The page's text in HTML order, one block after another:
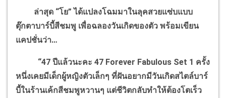
ล่าสุด “โย” ได้แปลงโฉมมาในลุคสวยแซ่บแบบ
ตุ๊กตาบาร์บี้สีชมพู เพื่อฉลองวันเกิดของตัว พร้อมเขียน
แคปชั่นว่า…
“47 ปีแล้วนะคะ 47 Forever Fabulous Set 1 ครั้ง
หนึ่งเคยมีเด็กผู้หญิงตัวเล็กๆ ที่ฝันอยากมีวันเกิดสไตล์บาร์
บี้ในร้านเค้กสีชมพูหวานๆ แต่ชีวิตกลับทำให้ต้องโตเร็ว